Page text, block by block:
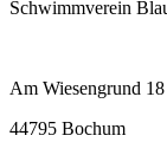
Schwimmverein
Am Wiesengrund 18
44795 Bochum